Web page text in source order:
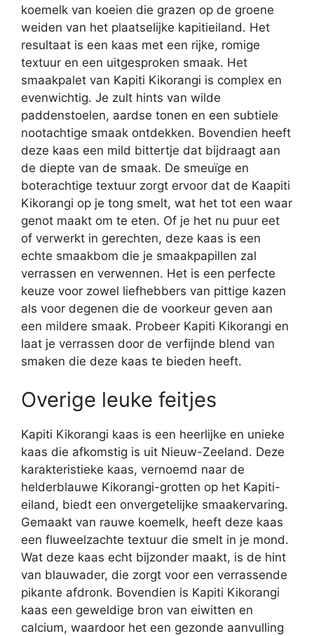
koemelk van koeien die grazen op de groene
weiden van het plaatselijke kapitieiland. Het
resultaat is een kaas met een rijke, romige
textuur en een uitgesproken smaak. Het
smaakpalet van Kapiti Kikorangi is complex en
evenwichtig. Je zult hints van wilde
paddenstoelen, aardse tonen en een subtiele
nootachtige smaak ontdekken. Bovendien heeft
deze kaas een mild bittertje dat bijdraagt ​​aan
de diepte van de smaak. De smeuïge en
boterachtige textuur zorgt ervoor dat de Kaapiti
Kikorangi op je tong smelt, wat het tot een waar
genot maakt om te eten. Of je het nu puur eet
of verwerkt in gerechten, deze kaas is een
echte smaakbom die je smaakpapillen zal
verrassen en verwennen. Het is een perfecte
keuze voor zowel liefhebbers van pittige kazen
als voor degenen die de voorkeur geven aan
een mildere smaak. Probeer Kapiti Kikorangi en
laat je verrassen door de verfijnde blend van
smaken die deze kaas te bieden heeft.
Overige leuke feitjes
Kapiti Kikorangi kaas is een heerlijke en unieke
kaas die afkomstig is uit Nieuw-Zeeland. Deze
karakteristieke kaas, vernoemd naar de
helderblauwe Kikorangi-grotten op het Kapiti-
eiland, biedt een onvergetelijke smaakervaring.
Gemaakt van rauwe koemelk, heeft deze kaas
een fluweelzachte textuur die smelt in je mond.
Wat deze kaas echt bijzonder maakt, is de hint
van blauwader, die zorgt voor een verrassende
pikante afdronk. Bovendien is Kapiti Kikorangi
kaas een geweldige bron van eiwitten en
calcium, waardoor het een gezonde aanvulling